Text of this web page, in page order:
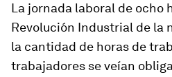
La jornada laboral de ocho
Revolución Industrial de la
la cantidad de horas de
trabajadores se veían